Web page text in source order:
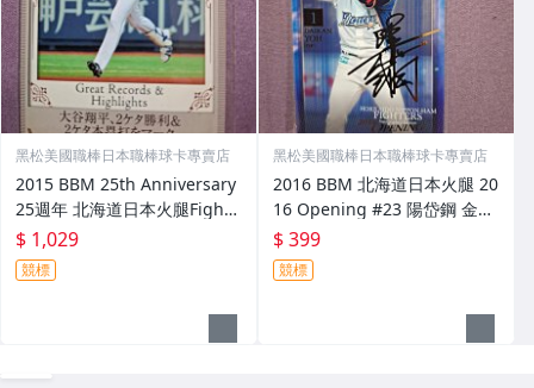
黑松美國職棒日本職棒球卡專賣店
2015 BBM 25th Anniversary
25週年 北海道日本火腿Fighte
rs #187 大谷翔平 Great & Hi
ghlight 1張 球卡
$ 1,029
競標
黑松美國職棒日本職棒球卡專賣店
2016 BBM 北海道日本火腿 20
16 Opening #23 陽岱鋼 金箔
$ 399
競標